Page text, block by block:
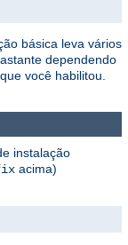
básica leva vários
dependendo
você habilitou.
instalação
acima)